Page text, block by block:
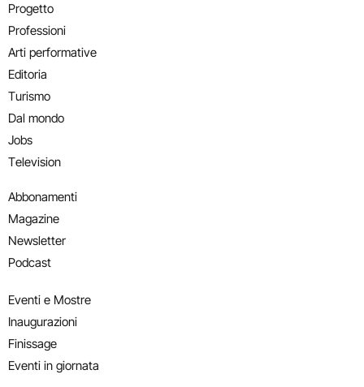
Progetto
Professioni
Arti performative
Editoria
Turismo
Dal mondo
Jobs
Television
Abbonamenti
Magazine
Newsletter
Podcast
Eventi e Mostre
Inaugurazioni
Finissage
Eventi in giornata